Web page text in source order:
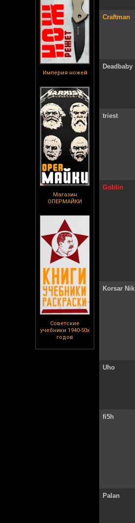
Империя ножей
Магазин
ОПЕРМАЙКИ
Советские
учебники 1940-50х
годов
Craftman
Deadbaby
triest
Goblin
Korsar Nik
Uho
fi5h
Palan